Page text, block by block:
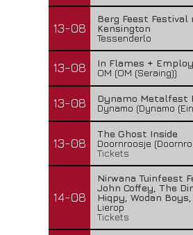
13-08
Berg Feest Festival
Kensington
Tessenderlo
13-08
In Flames +
OM (OM (Seraing))
13-08
Dynamo Metalfest
Dynamo (Dynamo
13-08
The Ghost Inside
Doornroosje
Tickets
14-08
Nirwana Tuinfeest
John Coffey, The
Hiqpy, Wodan
Lierop
Tickets